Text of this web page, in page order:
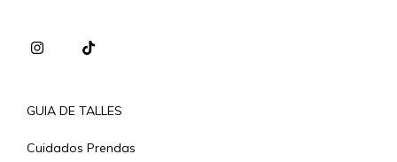
GUIA DE TALLES
Cuidados Prendas